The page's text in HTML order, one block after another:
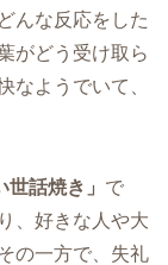
んな反応をした
がどう受け取ら
なようでいて、
世話焼き」 で
、好きな人や大
の一方で、失礼